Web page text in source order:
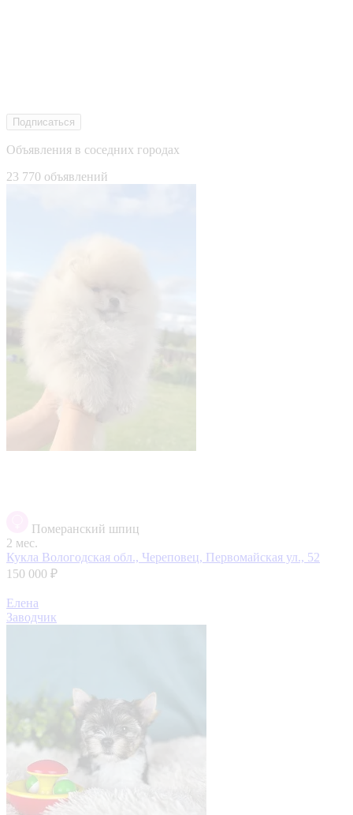
Подписаться
Объявления в соседних городах
23 770 объявлений
Померанский шпиц
2 мес.
Кукла Вологодская обл., Череповец, Первомайская ул., 52
150 000 ₽
Елена
Заводчик